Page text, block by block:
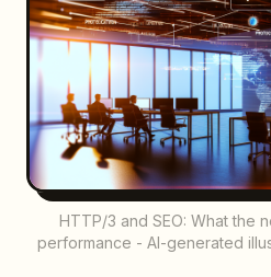
HTTP/3 and SEO: What the
performance - AI-generated